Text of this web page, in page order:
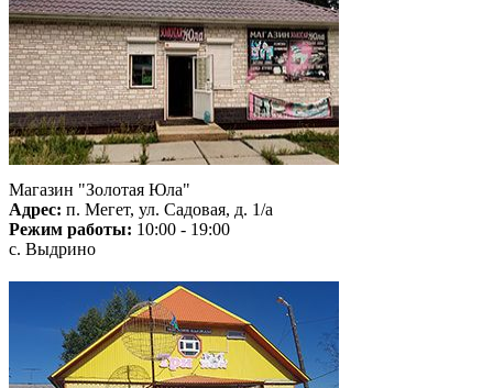
Магазин "Золотая Юла"
Адрес: п. Мегет, ул. Садовая, д. 1/а
Режим работы: 10:00 - 19:00
с. Выдрино